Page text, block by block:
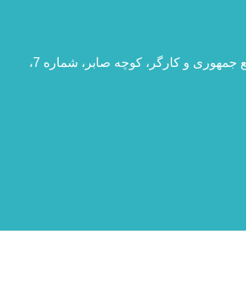
تهران، انقلاب، تقاطع جمهوری و کارگر، کوچه صابر، شماره 7،